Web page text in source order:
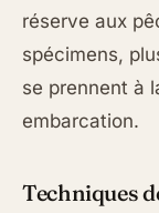
réserve aux
spécimens,
se prennent à
embarcation.
Techniques